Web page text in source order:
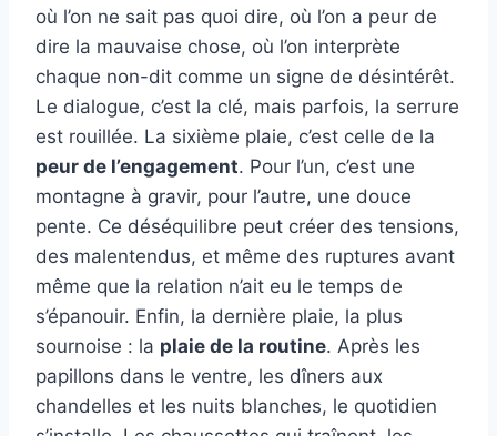
où l’on ne sait pas quoi dire, où l’on a peur de
dire la mauvaise chose, où l’on interprète
chaque non-dit comme un signe de désintérêt.
Le dialogue, c’est la clé, mais parfois, la serrure
est rouillée. La sixième plaie, c’est celle de la
peur de l’engagement. Pour l’un, c’est une
montagne à gravir, pour l’autre, une douce
pente. Ce déséquilibre peut créer des tensions,
des malentendus, et même des ruptures avant
même que la relation n’ait eu le temps de
s’épanouir. Enfin, la dernière plaie, la plus
sournoise : la plaie de la routine. Après les
papillons dans le ventre, les dîners aux
chandelles et les nuits blanches, le quotidien